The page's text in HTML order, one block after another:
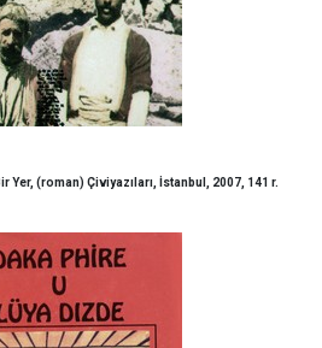
Yer, (roman) Çiviyazıları, İstanbul, 2007, 141 r.